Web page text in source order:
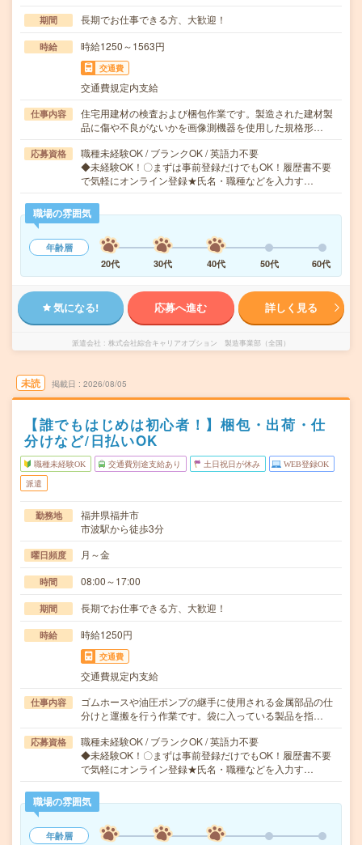
期間 長期でお仕事できる方、大歓迎！
時給 時給1250～1563円
交通費
交通費規定内支給
仕事内容
住宅用建材の検査および梱包作業です。製造された建材製
品に傷や不良がないかを画像測機器を使用した規格形…
応募資格
職種未経験OK / ブランクOK / 英語力不要
◆未経験OK！〇まずは事前登録だけでもOK！履歴書不要
で気軽にオンライン登録★氏名・職種などを入力す…
職場の雰囲気
年齢層
20代
30代 40代 50代 60代
気になる! 応募へ進む 詳しく見る
派遣会社 株式会社綜合キャリアオプション 製造事業部（全国）
未読 掲載日 2026/08/05
【誰でもはじめは初心者！】梱包・出荷・仕
分けなど/日払いOK
職種未経験OK 交通費別途支給あり 土日祝日が休み WEB登録OK
派遣
勤務地
福井県福井市
市波駅から徒歩3分
曜日頻度 月～金
時間 08:00～17:00
期間 長期でお仕事できる方、大歓迎！
時給 時給1250円
交通費
交通費規定内支給
仕事内容
ゴムホースや油圧ポンプの継手に使用される金属部品の仕
分けと運搬を行う作業です。袋に入っている製品を指…
応募資格
職種未経験OK / ブランクOK / 英語力不要
◆未経験OK！〇まずは事前登録だけでもOK！履歴書不要
で気軽にオンライン登録★氏名・職種などを入力す…
職場の雰囲気
年齢層